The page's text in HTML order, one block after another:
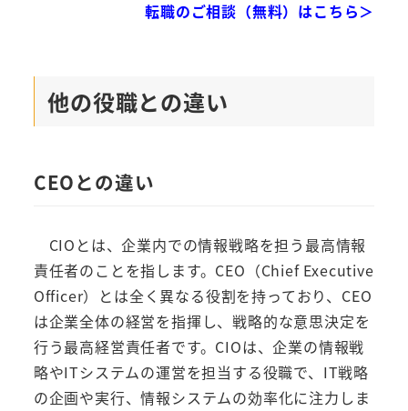
転職のご相談（無料）はこちら＞
他の役職との違い
CEOとの違い
CIOとは、企業内での情報戦略を担う最高情報
責任者のことを指します。CEO（Chief Executive
Officer）とは全く異なる役割を持っており、CEO
は企業全体の経営を指揮し、戦略的な意思決定を
行う最高経営責任者です。CIOは、企業の情報戦
略やITシステムの運営を担当する役職で、IT戦略
の企画や実行、情報システムの効率化に注力しま